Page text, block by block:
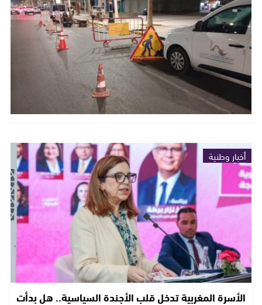
أخبار وطنية
الأسرة المغربية تدخل قلب الأجندة السياسية.. هل بدأت